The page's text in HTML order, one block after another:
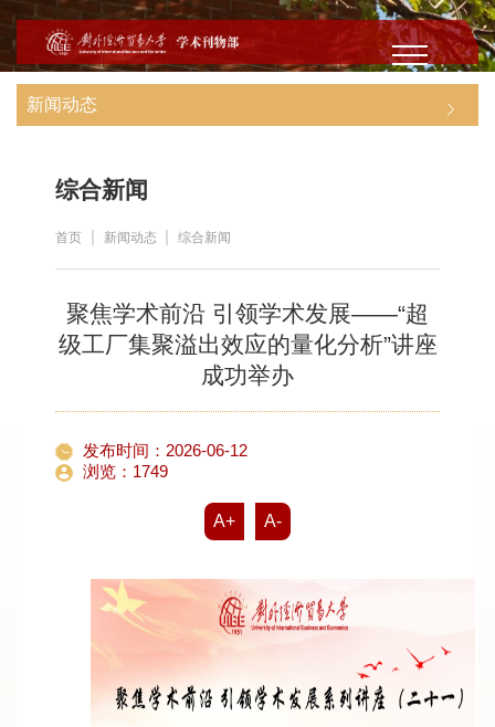
新闻动态
综合新闻
首页 新闻动态 综合新闻
聚焦学术前沿 引领学术发展——“超
级工厂集聚溢出效应的量化分析”讲座
成功举办
发布时间：2026-06-12
浏览： 1749
A+ A-